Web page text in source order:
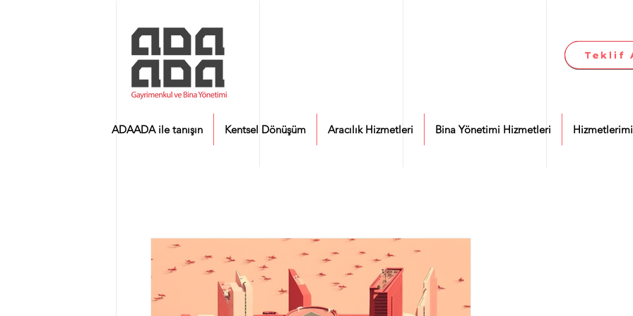
Teklif
Teklif
ADAADA ile tanışın Kentsel Dönüşüm Aracılık Hizmetleri Bina Yönetimi Hizmetleri